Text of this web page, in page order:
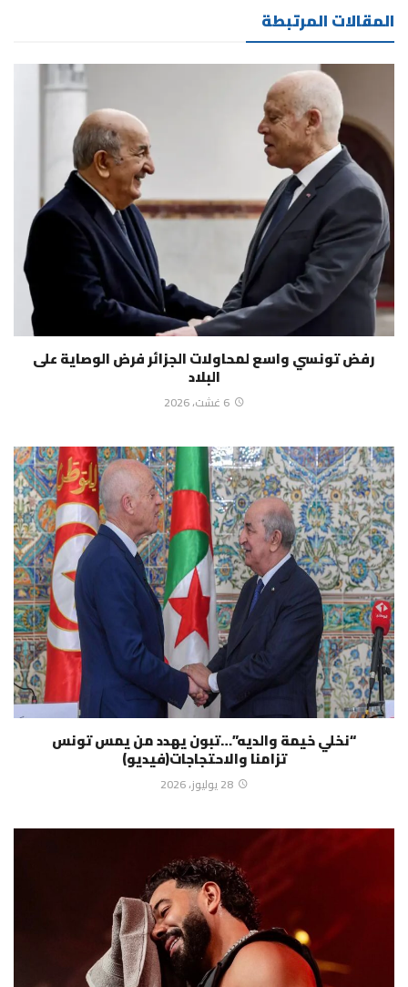
المقالات المرتبطة
رفض تونسي واسع لمحاولات الجزائر فرض الوصاية على
البلاد
6 غشت، 2026
“نخلي خيمة والديه”…تبون يهدد من يمس تونس
تزامنا والاحتجاجات(فيديو)
28 يوليوز، 2026